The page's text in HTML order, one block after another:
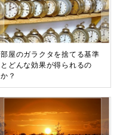
部屋のガラクタを捨てる基準
とどんな効果が得られるの
か？